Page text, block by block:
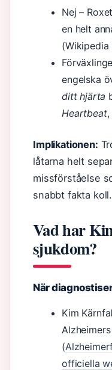
Nej –
en helt
engelska
ditt hjärta
Heartbeat,
Implikationen:
låtarna helt
missförståelse
snabbt fakta koll.
Vad har
sjukdom?
När
Kim
(
officiella